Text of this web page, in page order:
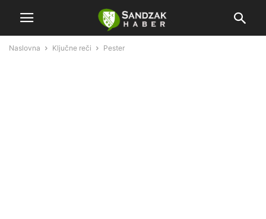
Naslovna Ključne reči Pester